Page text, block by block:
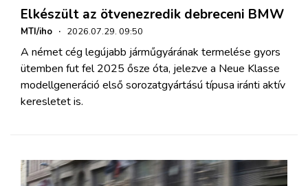
Elkészült az ötvenezredik debreceni BMW
MTI/iho · 2026.07.29. 09:50
A német cég legújabb járműgyárának termelése gyors
ütemben fut fel 2025 ősze óta, jelezve a Neue Klasse
modellgeneráció első sorozatgyártású típusa iránti aktív
keresletet is.